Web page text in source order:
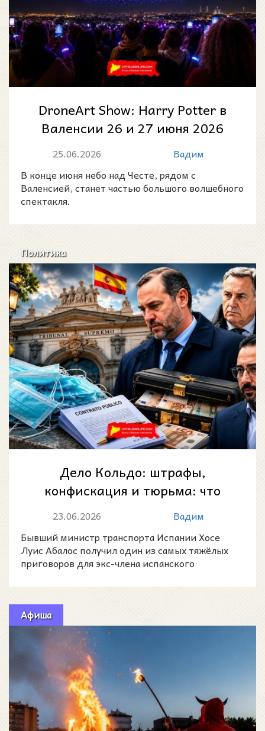
DroneArt Show: Harry Potter в
Валенсии 26 и 27 июня 2026
года: 1200 дронов над трассой
25.06.2026
Вадим
В конце июня небо над Честе, рядом с
Валенсией, станет частью большого волшебного
спектакля.
Политика
Дело Кольдо: штрафы,
конфискация и тюрьма: что
решил Верховный суд Испании
по делу Кольдо
23.06.2026
Вадим
Бывший министр транспорта Испании Хосе
Луис Абалос получил один из самых тяжёлых
приговоров для экс-члена испанского
Афиша